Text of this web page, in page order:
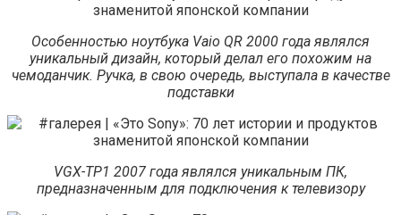
Особенностью ноутбука Vaio QR 2000 года являлся
уникальный дизайн, который делал его похожим на
чемоданчик. Ручка, в свою очередь, выступала в качестве
подставки
VGX-TP1 2007 года являлся уникальным ПК,
предназначенным для подключения к телевизору